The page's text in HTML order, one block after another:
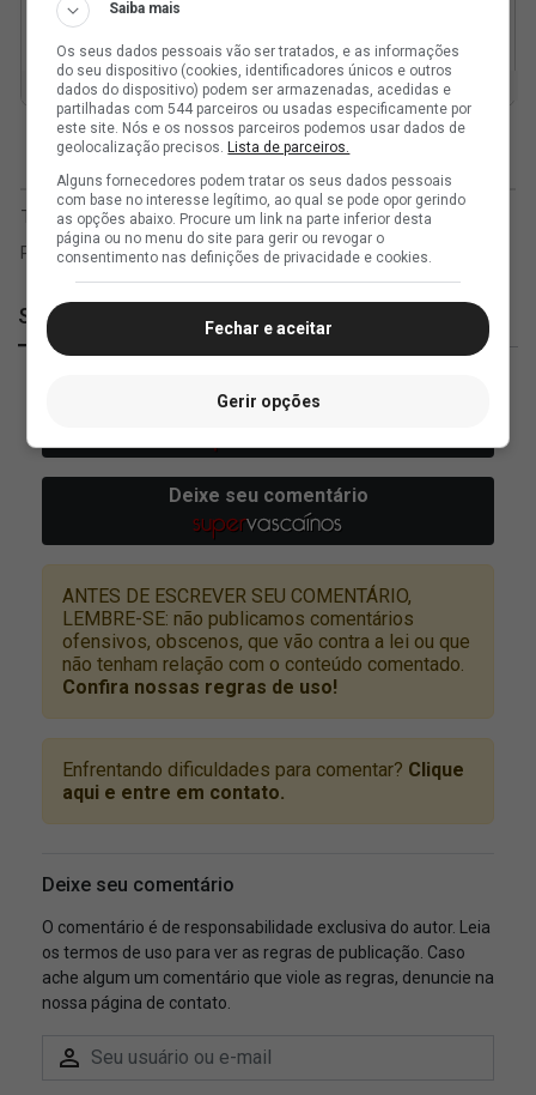
SuperVasco
Saiba mais
Os seus dados pessoais vão ser tratados, e as informações
do seu dispositivo (cookies, identificadores únicos e outros
dados do dispositivo) podem ser armazenadas, acedidas e
partilhadas com 544 parceiros ou usadas especificamente por
este site. Nós e os nossos parceiros podemos usar dados de
geolocalização precisos. Lista de parceiros.
Alguns fornecedores podem tratar os seus dados pessoais
com base no interesse legítimo, ao qual se pode opor gerindo
as opções abaixo. Procure um link na parte inferior desta
página ou no menu do site para gerir ou revogar o
consentimento nas definições de privacidade e cookies.
Fechar e aceitar
Gerir opções